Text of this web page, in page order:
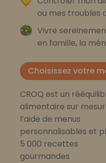
ou mes troubles
Vivre
en famille, la
Choisissez votre
CROQ est un
alimentaire sur
l’aide de menus
personnalisables et
5 000 recettes
gourmandes